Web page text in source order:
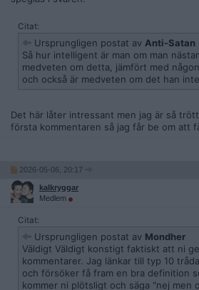
Citat:
Ursprungligen postat av Anti-Satan
Så hur intelligent är man om man
medveten om detta, jämfört med
och också är medveten om det han
Det här låter intressant men jag är så
första kommentaren så jag får be om att
2026-05-06, 20:17
kalkryggar
Medlem
Citat:
Ursprungligen postat av Mondher
Väldigt Väldigt konstigt faktiskt att ni
kommentarer. Jag länkar till typ 10
och försöker få fram en bra definition
kommer ni plötsligt och säga "nej men